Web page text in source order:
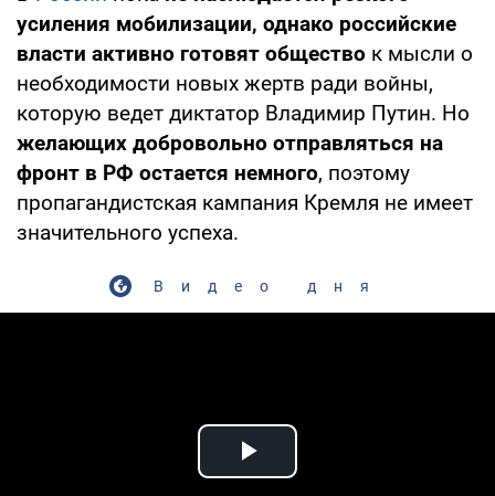
усиления мобилизации, однако российские
власти активно готовят общество к мысли о
необходимости новых жертв ради войны,
которую ведет диктатор Владимир Путин. Но
желающих добровольно отправляться на
фронт в РФ остается немного, поэтому
пропагандистская кампания Кремля не имеет
значительного успеха.
Видео дня
Play Video